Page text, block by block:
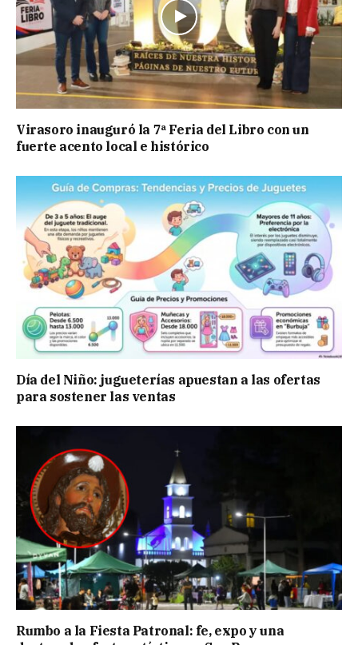
Virasoro inauguró la 7ª Feria del Libro con un
fuerte acento local e histórico
Día del Niño: jugueterías apuestan a las ofertas
para sostener las ventas
Rumbo a la Fiesta Patronal: fe, expo y una